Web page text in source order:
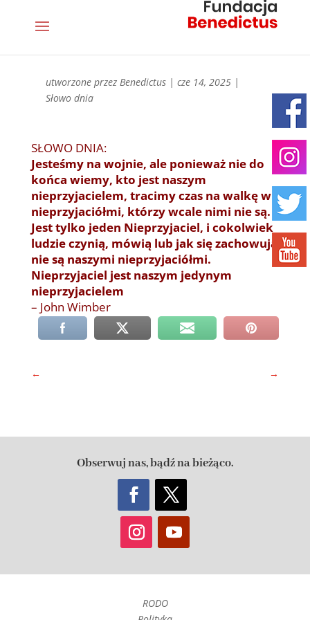
utworzone przez Benedictus| cze 14, 2025|
Słowo dnia
SŁOWO DNIA:
Jesteśmy na wojnie, ale ponieważ nie do
końca wiemy, kto jest naszym
nieprzyjacielem, tracimy czas na walkę w
nieprzyjaciółmi, którzy wcale nimi nie są.
Jest tylko jeden Nieprzyjaciel, i cokolwiek
ludzie czynią, mówią lub jak się zachowują
nie są naszymi nieprzyjaciółmi.
Nieprzyjaciel jest naszym jedynym
nieprzyjacielem
– John Wimber
← →
Obserwuj nas, bądź na bieżąco.
RODO